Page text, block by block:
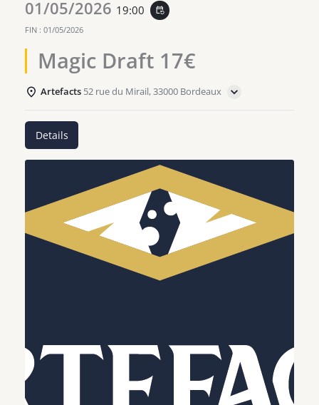
01/05/2026 19:00 event_repeat
FIN : 01/05/2026
Magic Draft 17€
Artefacts 52 rue du Mirail, 33000 Bordeaux
Details